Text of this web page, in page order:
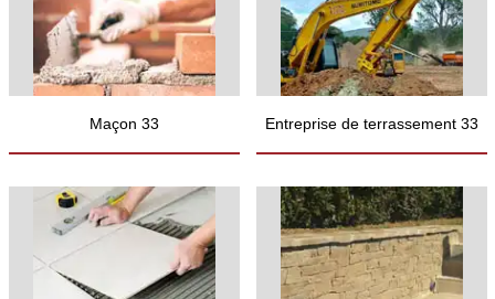
Maçon 33 Entreprise de terrassement 33